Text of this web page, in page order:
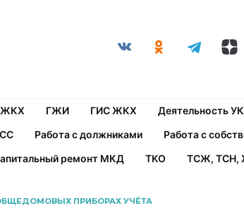
ЖКХ ГЖИ ГИС ЖКХ Деятельность УК
Работа с должниками Работа с
ремонт МКД ТКО ТСЖ, ТСН,
ПРИБОРАХ УЧЁТА